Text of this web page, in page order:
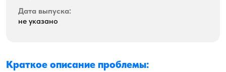
Дата выпуска:
не указано
Краткое описание проблемы: